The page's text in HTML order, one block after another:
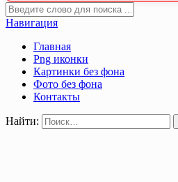
Навигация
Главная
Png иконки
Картинки без фона
Фото без фона
Контакты
Найти: